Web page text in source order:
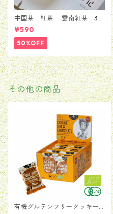
中国茶 紅茶 雲南紅茶 30
ｇ
¥590
50%OFF
その他の商品
有機グルテンフリークッキー